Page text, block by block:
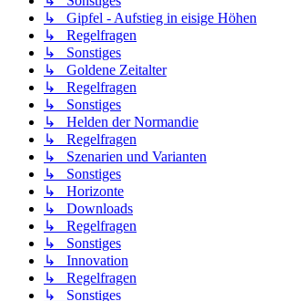
↳ Gipfel - Aufstieg in eisige Höhen
↳ Regelfragen
↳ Sonstiges
↳ Goldene Zeitalter
↳ Regelfragen
↳ Sonstiges
↳ Helden der Normandie
↳ Regelfragen
↳ Szenarien und Varianten
↳ Sonstiges
↳ Horizonte
↳ Downloads
↳ Regelfragen
↳ Sonstiges
↳ Innovation
↳ Regelfragen
↳ Sonstiges